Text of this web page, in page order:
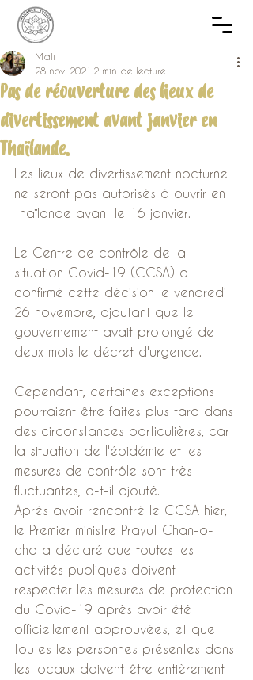
Pas de réouverture des lieux de
divertissement avant janvier en
Thaïlande.
Mali
28 nov. 2021 2 min de lecture
Les lieux de divertissement nocturne
ne seront pas autorisés à ouvrir en
Thaïlande avant le 16 janvier.
Le Centre de contrôle de la
situation Covid-19 (CCSA) a
confirmé cette décision le vendredi
26 novembre, ajoutant que le
gouvernement avait prolongé de
deux mois le décret d'urgence.
Cependant, certaines exceptions
pourraient être faites plus tard dans
des circonstances particulières, car
la situation de l'épidémie et les
mesures de contrôle sont très
fluctuantes, a-t-il ajouté.
Après avoir rencontré le CCSA hier,
le Premier ministre Prayut Chan-o-
cha a déclaré que toutes les
activités publiques doivent
respecter les mesures de protection
du Covid-19 après avoir été
officiellement approuvées, et que
toutes les personnes présentes dans
les locaux doivent être entièrement